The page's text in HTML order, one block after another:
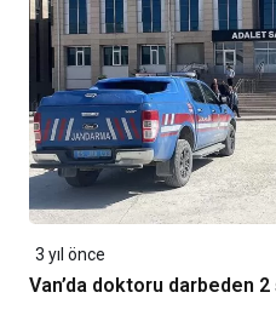
3 yıl önce
Van’da doktoru darbeden